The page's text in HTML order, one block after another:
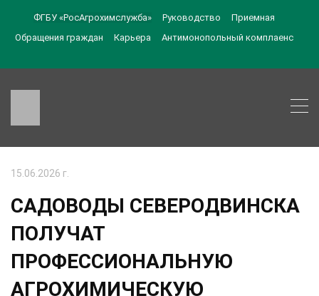
ФГБУ «РосАгрохимслужба» Руководство
Приемная
Обращения граждан
Карьера Антимонопольный комплаенс
15.06.2026 г.
САДОВОДЫ СЕВЕРОДВИНСКА
ПОЛУЧАТ
ПРОФЕССИОНАЛЬНУЮ
АГРОХИМИЧЕСКУЮ